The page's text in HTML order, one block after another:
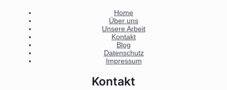
Home
Über uns
Unsere Arbeit
Kontakt
Blog
Datenschutz
Impressum
Kontakt